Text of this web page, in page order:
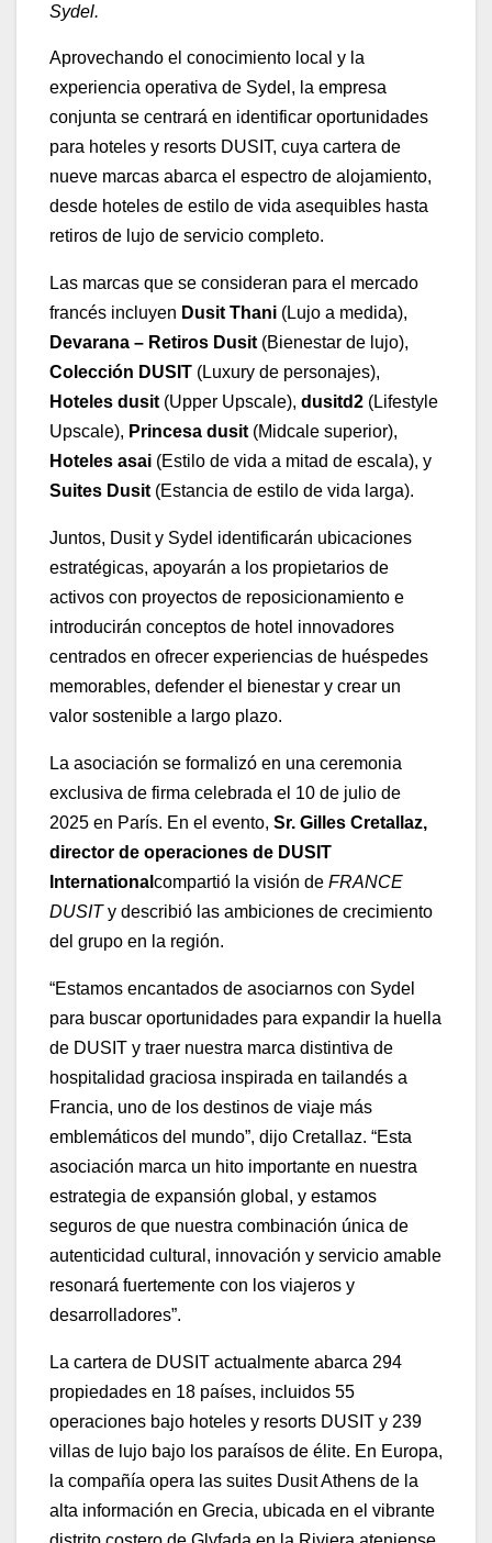
Sydel.
Aprovechando el conocimiento local y la
experiencia operativa de Sydel, la empresa
conjunta se centrará en identificar oportunidades
para hoteles y resorts DUSIT, cuya cartera de
nueve marcas abarca el espectro de alojamiento,
desde hoteles de estilo de vida asequibles hasta
retiros de lujo de servicio completo.
Las marcas que se consideran para el mercado
francés incluyen Dusit Thani (Lujo a medida),
Devarana – Retiros Dusit (Bienestar de lujo),
Colección DUSIT (Luxury de personajes),
Hoteles dusit (Upper Upscale), dusitd2 (Lifestyle
Upscale), Princesa dusit (Midcale superior),
Hoteles asai (Estilo de vida a mitad de escala), y
Suites Dusit (Estancia de estilo de vida larga).
Juntos, Dusit y Sydel identificarán ubicaciones
estratégicas, apoyarán a los propietarios de
activos con proyectos de reposicionamiento e
introducirán conceptos de hotel innovadores
centrados en ofrecer experiencias de huéspedes
memorables, defender el bienestar y crear un
valor sostenible a largo plazo.
La asociación se formalizó en una ceremonia
exclusiva de firma celebrada el 10 de julio de
2025 en París. En el evento, Sr. Gilles Cretallaz,
director de operaciones de DUSIT
International compartió la visión de FRANCE
DUSITy describió las ambiciones de crecimiento
del grupo en la región.
“Estamos encantados de asociarnos con Sydel
para buscar oportunidades para expandir la huella
de DUSIT y traer nuestra marca distintiva de
hospitalidad graciosa inspirada en tailandés a
Francia, uno de los destinos de viaje más
emblemáticos del mundo”, dijo Cretallaz. “Esta
asociación marca un hito importante en nuestra
estrategia de expansión global, y estamos
seguros de que nuestra combinación única de
autenticidad cultural, innovación y servicio amable
resonará fuertemente con los viajeros y
desarrolladores”.
La cartera de DUSIT actualmente abarca 294
propiedades en 18 países, incluidos 55
operaciones bajo hoteles y resorts DUSIT y 239
villas de lujo bajo los paraísos de élite. En Europa,
la compañía opera las suites Dusit Athens de la
alta información en Grecia, ubicada en el vibrante